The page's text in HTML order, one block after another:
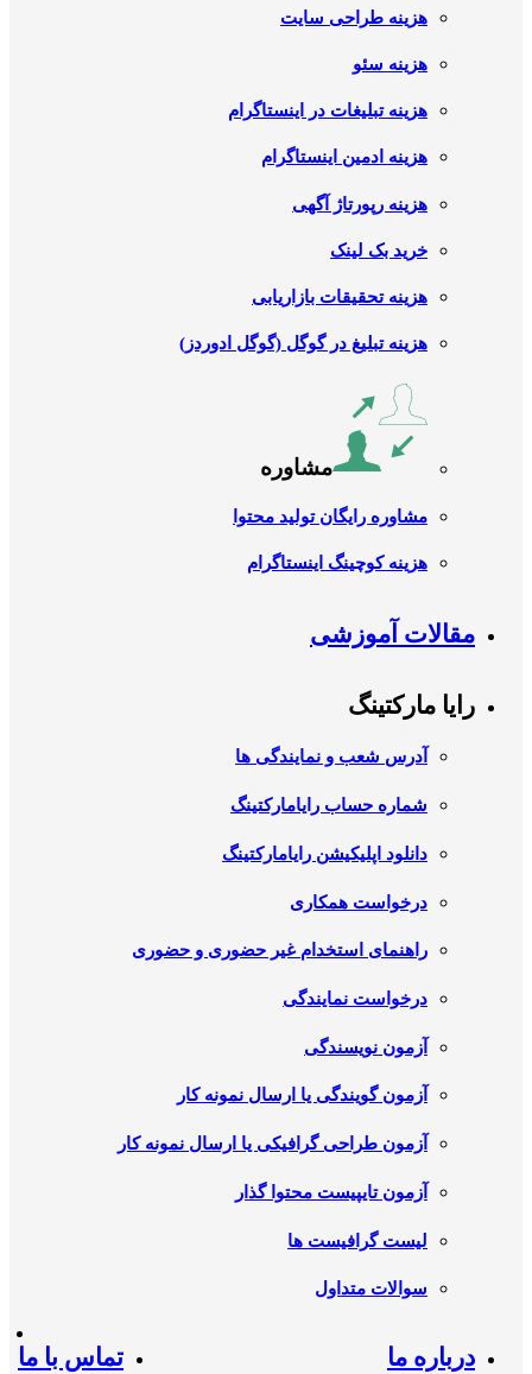
هزینه طراحی سایت
هزینه سئو
هزینه تبلیغات در اینستاگرام
هزینه ادمین اینستاگرام
هزینه رپورتاژ آگهی
خرید بک لینک
هزینه تحقیقات بازاریابی
هزینه تبلیغ در گوگل (گوگل ادوردز)
مشاوره
مشاوره رایگان تولید محتوا
هزینه کوچینگ اینستاگرام
مقالات آموزشی
رایا مارکتینگ
آدرس شعب و نمایندگی ها
شماره حساب رایامارکتینگ
دانلود اپلیکیشن رایامارکتینگ
درخواست همکاری
راهنمای استخدام غیر حضوری و حضوری
درخواست نمایندگی
آزمون نویسندگی
آزمون گویندگی یا ارسال نمونه کار
آزمون طراحی گرافیکی یا ارسال نمونه کار
آزمون تایپیست محتوا گذار
لیست گرافیست ها
سوالات متداول
درباره ما تماس با ما